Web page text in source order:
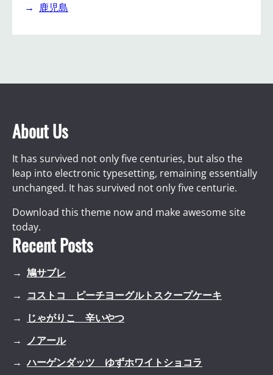
鹿児島
About Us
It has survived not only five centuries, but also the
leap into electronic typesetting, remaining essentially
unchanged. It has survived not only five centurie.
Download this theme now and make awesome site
today.
Recent Posts
鳩サブレ
コストコ ピーチヨーグルトスクープケーキ
じゃがりこ 辛いやつ
ノアール
ハーゲンダッツ ゆずホワイトショコラ